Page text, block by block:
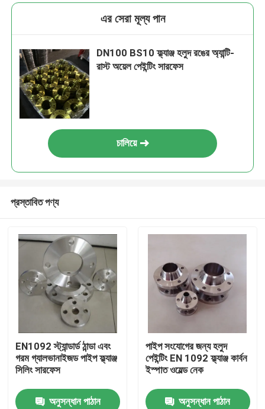
এর সেরা মূল্য পান
DN100 BS10 ফ্ল্যাঞ্জ হলুদ রঙের অ্যান্টি-
রাস্ট অয়েল পেইন্টিং সারফেস
চালিয়ে
প্রস্তাবিত পণ্য
EN1092 স্ট্যান্ডার্ড ঠান্ডা এবং
গরম গ্যালভানাইজড পাইপ ফ্ল্যাঞ্জ
সিলিং সারফেস
অনুসন্ধান পাঠান
পাইপ সংযোগের জন্য হলুদ
পেইন্টিং EN 1092 ফ্ল্যাঞ্জ কার্বন
ইস্পাত ওয়েল্ড নেক
অনুসন্ধান পাঠান